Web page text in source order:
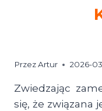
PrzezArtur 2026-
Zwiedzając
się, że związana